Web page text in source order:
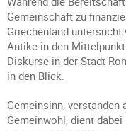
Gemeinschaft zu
Griechenland
Antike in den
Diskurse in der Stadt
in den Blick.
Gemeinsinn,
Gemeinwohl, dient